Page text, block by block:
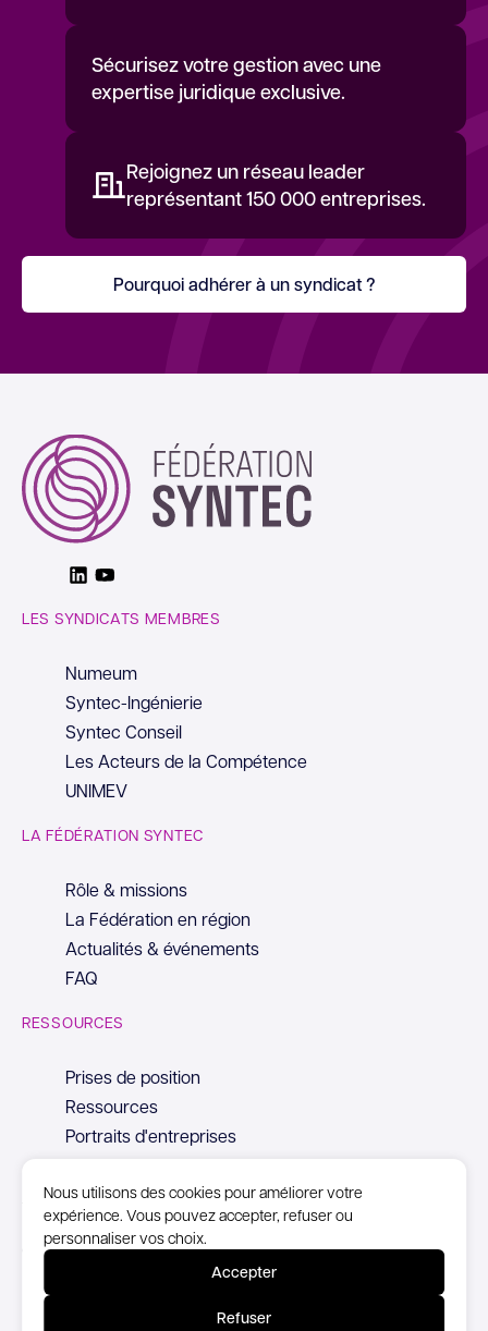
Nous utilisons des cookies pour améliorer votre
expérience. Vous pouvez accepter, refuser ou
personnaliser vos choix.
Accepter
Refuser
Sécurisez votre gestion avec une
expertise juridique exclusive.
Rejoignez un réseau leader
représentant 150 000 entreprises.
Pourquoi adhérer à un syndicat ?
LinkedinYoutube
LES SYNDICATS MEMBRES
Numeum
Syntec-Ingénierie
Syntec Conseil
Les Acteurs de la Compétence
UNIMEV
LA FÉDÉRATION SYNTEC
Rôle & missions
La Fédération en région
Actualités & événements
FAQ
RESSOURCES
Prises de position
Ressources
Portraits d'entreprises
© Copyright Syntec, 2026
Politique de confidentialité